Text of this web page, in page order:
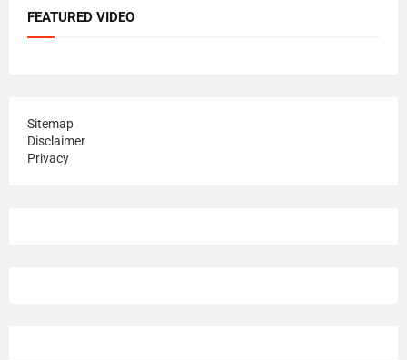
FEATURED VIDEO
Sitemap
Disclaimer
Privacy